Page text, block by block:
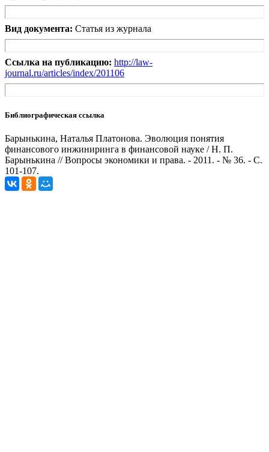
Вид документа: Статья из журнала
Ссылка на публикацию: http://law-
journal.ru/articles/index/201106
Библиографическая ссылка
Барынькина, Наталья Платонова. Эволюция понятия
финансового инжиниринга в финансовой науке / Н. П.
Барынькина // Вопросы экономики и права. - 2011. - № 36. - С.
101-107.